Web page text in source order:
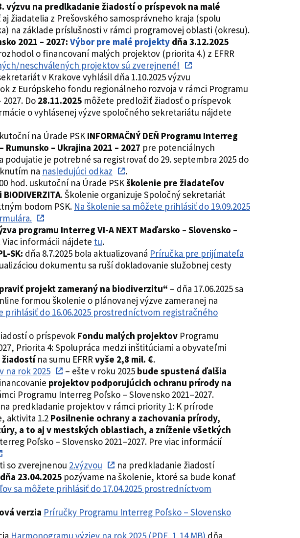
výzvu na predlkadanie žiadostí o príspevok na malé
žiadatelia z Prešovského samosprávneho kraja (spolu
na základe príslušnosti v rámci programovej oblasti (okresu).
2021 – 2027: Výbor pre malé projekty dňa 3.12.2025
o financovaní malých projektov (priorita 4.) z EFRR
neschválených projektov sú zverejnené!
v Krakove vyhlásil dňa 1.10.2025 výzvu
z Európskeho fondu regionálneho rozvoja v rámci Programu
Do 28.11.2025 môžete predložiť žiadosť o príspevok
o vyhlásenej výzve spoločného sekretariátu nájdete
na Úrade PSK INFORMAČNÝ DEŇ Programu Interreg
Rumunsko – Ukrajina 2021 – 2027 pre potenciálnych
podujatie je potrebné sa registrovať do 29. septembra 2025 do
na nasledujúci odkaz
.
hod. uskutoční na Úrade PSKškolenie pre žiadateľov
. Školenie organizuje Spoločný sekretariát
bodom PSK. Na školenie sa môžete prihlásiť do 19.09.2025
programu Interreg VI-A NEXT Maďarsko – Slovensko –
Viac informácii nájdete tu.
SK: dňa 8.7.2025 bola aktualizovaná Príručka pre prijímateľa
dokumentu sa ruší dokladovanie služobnej cesty
projekt zameraný na biodiverzitu“ – dňa 17.06.2025 sa
formou školenie o plánovanej výzve zameranej na
prihlásiť do 16.06.2025 prostredníctvom registračného
o príspevok Fondu malých projektov Programu
Priorita 4: Spolupráca medzi inštitúciami a obyvateľmi
žiadostí na sumu EFRRvyše 2,8 mil. €.
na rok 2025
– ešte v roku 2025 bude spustená ďalšia
projektov podporujúcich ochranu prírody na
Programu Interreg Poľsko – Slovensko 2021–2027.
na predkladanie projektov v rámci priority 1: K prírode
aktivita 1.2 Posilnenie ochrany a zachovania prírody,
a to aj v mestských oblastiach, a zníženie všetkých
Poľsko – Slovensko 2021–2027. Pre viac informácií
so zverejnenou 2.výzvou
na predkladanie žiadostí
dňa 23.04.2025 pozývame na školenie, ktoré sa bude konať
sa môžete prihlásiť do 17.04.2025 prostredníctvom
verzia Príručky Programu Interreg Poľsko – Slovensko
Harmonogramu výziev na rok 2025 (PDF, 1,14 MB) dňa